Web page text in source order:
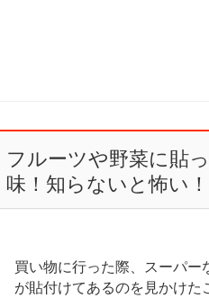
フルーツや野菜に貼
味！知らないと怖い！
買い物に行った際、スーパ
が貼付けてあるのを見かけ